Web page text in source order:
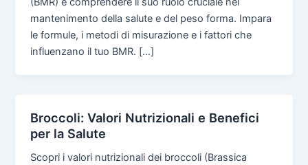
mantenimento della salute e del peso forma. Impara
le formule, i metodi di misurazione e i fattori che
influenzano il tuo BMR. […]
Broccoli: Valori Nutrizionali e Benefici
per la Salute
Scopri i valori nutrizionali dei broccoli (Brassica